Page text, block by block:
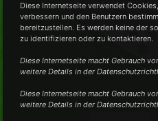
Diese Internetseite verwendet
verbessern und den Benutzern
bereitzustellen. Es werden keine der
zu identifizieren oder zu kontaktieren.
Diese Internetseite macht Gebrauch
weitere Details in der
Diese Internetseite macht Gebrauch
weitere Details in der